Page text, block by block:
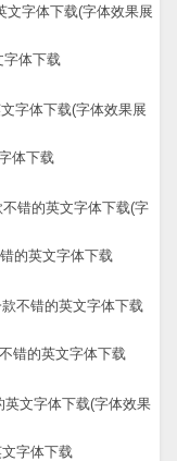
字体下载
体下载
的英文字体下载
错的英文字体下载
字体下载